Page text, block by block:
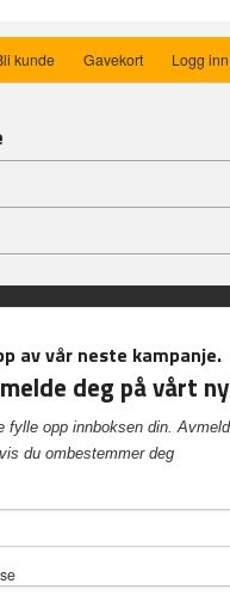
kunde Gavekort Logg inn
Kjøpsbetingelser
Sikkerhet
Nyhetsbrev
229 6522 Frei Tlf.
Foretaksregisteret 997 417
du får en bedre kjøpsopplevelse
av vår neste kampanje.
deg på vårt
fylle opp innboksen din.
du ombestemmer deg